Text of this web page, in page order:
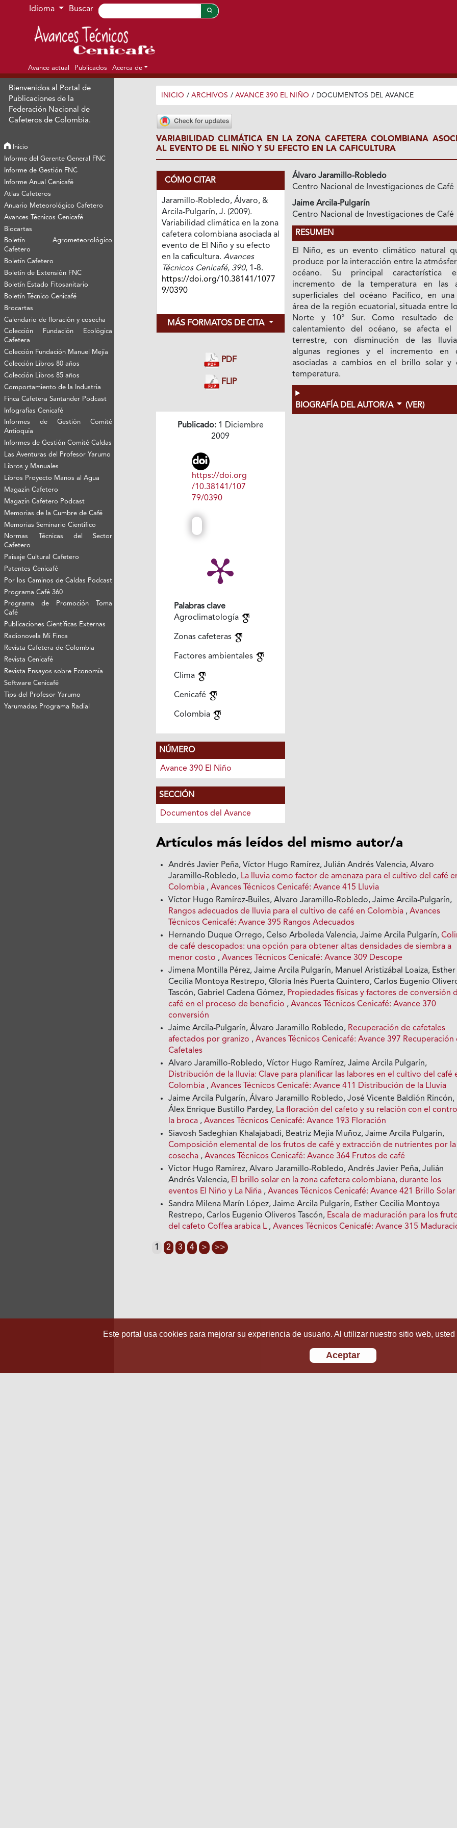
Ir al menú de navegación principal
Ir al contenido principal
Ir al pie de página del sitio
Idioma Buscar
Avance actual Publicados Acerca de
Bienvenidos al Portal de
Publicaciones de la
Federación Nacional de
Cafeteros de Colombia.
Inicio
Informe del Gerente General FNC
Informe de Gestión FNC
Informe Anual Cenicafé
Atlas Cafeteros
Anuario Meteorológico Cafetero
Avances Técnicos Cenicafé
Biocartas
Boletín Agrometeorológico
Cafetero
Boletín Cafetero
Boletín de Extensión FNC
Boletín Estado Fitosanitario
Boletín Técnico Cenicafé
Brocartas
Calendario de floración y cosecha
Colección Fundación Ecológica
Cafetera
Colección Fundación Manuel Mejía
Colección Libros 80 años
Colección Libros 85 años
Comportamiento de la Industria
Finca Cafetera Santander Podcast
Infografías Cenicafé
Informes de Gestión Comité
Antioquía
Informes de Gestión Comité Caldas
Las Aventuras del Profesor Yarumo
Libros y Manuales
Libros Proyecto Manos al Agua
Magazín Cafetero
Magazín Cafetero Podcast
Memorias de la Cumbre de Café
Memorias Seminario Científico
Normas Técnicas del Sector
Cafetero
Paisaje Cultural Cafetero
Patentes Cenicafé
Por los Caminos de Caldas Podcast
Programa Café 360
Programa de Promoción Toma
Café
Publicaciones Científicas Externas
Radionovela Mi Finca
Revista Cafetera de Colombia
Revista Cenicafé
Revista Ensayos sobre Economía
Software Cenicafé
Tips del Profesor Yarumo
Yarumadas Programa Radial
INICIO / ARCHIVOS / AVANCE 390 EL NIÑO / DOCUMENTOS DEL AVANCE
VARIABILIDAD CLIMÁTICA EN LA ZONA CAFETERA COLOMBIANA
AL EVENTO DE EL NIÑO Y SU EFECTO EN LA CAFICULTURA
CÓMO CITAR
Jaramillo-Robledo, Álvaro, &
Arcila-Pulgarín, J. (2009).
Variabilidad climática en la zona
cafetera colombiana asociada al
evento de El Niño y su efecto
en la caficultura. Avances
Técnicos Cenicafé, 390, 1-8.
https://doi.org/10.38141/1077
9/0390
MÁS FORMATOS DE CITA
PDF
FLIP
Publicado:1 Diciembre
2009
https://doi.org
/10.38141/107
79/0390
Palabras clave
Agroclimatología
Zonas cafeteras
Factores ambientales
Clima
Cenicafé
Colombia
NÚMERO
Avance 390 El Niño
SECCIÓN
Documentos del Avance
Álvaro Jaramillo-Robledo
Centro Nacional de Investigaciones de Café
Jaime Arcila-Pulgarín
Centro Nacional de Investigaciones de Café
RESUMEN
El Niño, es un evento climático natural
produce por la interacción entre la
océano. Su principal característica
incremento de la temperatura en las
superficiales del océano Pacífico, en
área de la región ecuatorial, situada entre
Norte y 10° Sur. Como resultado de
calentamiento del océano, se afecta el
terrestre, con disminución de las
algunas regiones y el incremento en
asociadas a cambios en el brillo solar y
temperatura.
BIOGRAFÍA DEL AUTOR/A (VER)
Artículos más leídos del mismo autor/a
Andrés Javier Peña, Víctor Hugo Ramírez, Julián Andrés Valencia, Alvaro
Jaramillo-Robledo, La lluvia como factor de amenaza para el cultivo del café
Colombia ,Avances Técnicos Cenicafé: Avance 415 Lluvia
Víctor Hugo Ramírez-Builes, Alvaro Jaramillo-Robledo, Jaime Arcila-Pulgarín,
Rangos adecuados de lluvia para el cultivo de café en Colombia ,Avances
Técnicos Cenicafé: Avance 395 Rangos Adecuados
Hernando Duque Orrego, Celso Arboleda Valencia, Jaime Arcila Pulgarín,
de café descopados: una opción para obtener altas densidades de siembra a
menor costo ,Avances Técnicos Cenicafé: Avance 309 Descope
Jimena Montilla Pérez, Jaime Arcila Pulgarín, Manuel Aristizábal Loaiza, Esther
Cecilia Montoya Restrepo, Gloria Inés Puerta Quintero, Carlos Eugenio
Tascón, Gabriel Cadena Gómez, Propiedades físicas y factores de conversión
café en el proceso de beneficio ,Avances Técnicos Cenicafé: Avance 370
conversión
Jaime Arcila-Pulgarín, Álvaro Jaramillo Robledo, Recuperación de cafetales
afectados por granizo ,Avances Técnicos Cenicafé: Avance 397 Recuperación
Cafetales
Alvaro Jaramillo-Robledo, Víctor Hugo Ramírez, Jaime Arcila Pulgarín,
Distribución de la lluvia: Clave para planificar las labores en el cultivo del café
Colombia ,Avances Técnicos Cenicafé: Avance 411 Distribución de la Lluvia
Jaime Arcila Pulgarín, Álvaro Jaramillo Robledo, José Vicente Baldión Rincón,
Álex Enrique Bustillo Pardey, La floración del cafeto y su relación con el
la broca ,Avances Técnicos Cenicafé: Avance 193 Floración
Siavosh Sadeghian Khalajabadi, Beatriz Mejía Muñoz, Jaime Arcila Pulgarín,
Composición elemental de los frutos de café y extracción de nutrientes por la
cosecha ,Avances Técnicos Cenicafé: Avance 364 Frutos de café
Víctor Hugo Ramírez, Alvaro Jaramillo-Robledo, Andrés Javier Peña, Julián
Andrés Valencia, El brillo solar en la zona cafetera colombiana, durante los
eventos El Niño y La Niña ,Avances Técnicos Cenicafé: Avance 421 Brillo Solar
Sandra Milena Marín López, Jaime Arcila Pulgarín, Esther Cecilia Montoya
Restrepo, Carlos Eugenio Oliveros Tascón, Escala de maduración para los
del cafeto Coffea arabica L ,Avances Técnicos Cenicafé: Avance 315
1 2 3 4 > >>
Este portal usa cookies para mejorar su experiencia de usuario. Al utilizar nuestro sitio web,
Aceptar